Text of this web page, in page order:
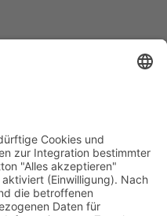
geschützt! Zur Anzeige